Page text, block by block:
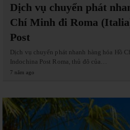
Dịch vụ chuyển phát
Chí Minh đi Roma
Post
Dịch vụ chuyển phát nhanh hàng hóa Hồ
Indochina Post Roma, thủ đô của…
7 năm ago